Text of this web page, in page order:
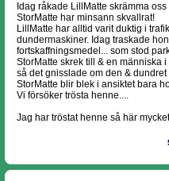
Idag råkade LillMatte skrämma
StorMatte har minsann skvallrat!
LillMatte har alltid varit duktig i
dundermaskiner. Idag traskade
fortskaffningsmedel... som stod
StorMatte skrek till & en människa
så det gnisslade om den &
StorMatte blir blek i ansiktet bara
Vi försöker trösta henne....
Jag har tröstat henne så här